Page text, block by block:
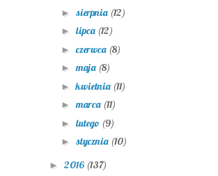
► sierpnia (12)
► lipca (12)
►czerwca (8)
►maja (8)
►kwietnia (11)
►marca (11)
► lutego (9)
► stycznia (10)
► 2016 (137)